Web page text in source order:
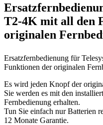
T2-4K mit all den
originalen
Ersatzfernbedienung für
Funktionen der originalen
Es wird jeden Knopf der
Sie werden es mit den
Fernbedienung erhalten.
Tun Sie einfach nur Batterien
12 Monate Garantie.